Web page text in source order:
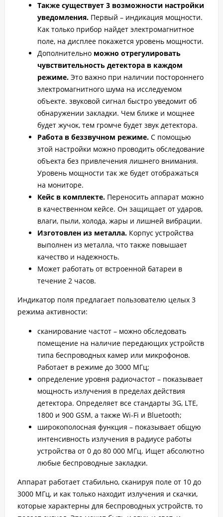
Также существует 3 возможности настройки
уведомления. Первый – индикация мощности.
Как только прибор найдет электромагнитное
поле, на дисплее покажется уровень мощности.
Дополнительно можно отрегулировать
чувствительность детектора в каждом
режиме. Это важно при наличии постороннего
электромагнитного шума на исследуемом
объекте. звуковой сигнал быстро уведомит об
обнаружении закладки. Чем ближе и мощнее
будет жучок, тем громче будет звук детектора.
Работа в беззвучном режиме. С помощью
этой настройки можно проводить обследование
объекта без привлечения лишнего внимания.
Уровень мощности так же будет отображаться
на мониторе.
Кейс в комплекте. Переносить аппарат можно
в качественном кейсе. Он защищает от ударов,
влаги, пыли, холода, жары и лишней вибрации.
Изготовлен из металла. Корпус устройства
выполнен из металла, что также повышает
качество и надежность.
Может работать от встроенной батареи в
течение 2 часов.
Индикатор поля предлагает пользователю целых 3
режима активности:
сканирование частот – можно обследовать
помещение на наличие передающих устройств
типа беспроводных камер или микрофонов.
Работает в режиме до 3000 МГц;
определение уровня радиочастот – показывает
мощность излучения в пределах действия
детектора. Определяет все стандарты 3G, LTE,
1800 и 900 GSM, а также Wi-Fi и Bluetooth;
широкополосная функция – показывает общую
интенсивность излучения в радиусе работы
устройства от 0 до 80 000 МГц. Ищет абсолютно
любые беспроводные закладки.
Аппарат работает стабильно, сканируя поле от 10 до
3000 МГц, и как только находит излучения и скачки,
которые характерны для беспроводных устройств, то